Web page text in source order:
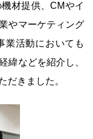
材提供、CMやイ
やマーケティング
業活動においても
緯などを紹介し、
だきました。